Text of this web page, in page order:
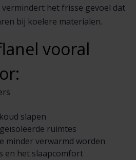
het frisse gevoel dat
bij koelere materialen.
vooral
slapen
ruimtes
minder verwarmd worden
en het slaapcomfort